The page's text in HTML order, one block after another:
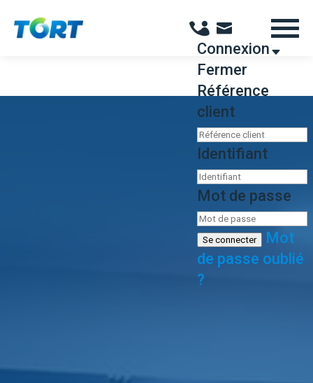
Connexion
Fermer
Référence
client
Identifiant
Mot de passe
Se connecter
Mot
de passe oublié
?